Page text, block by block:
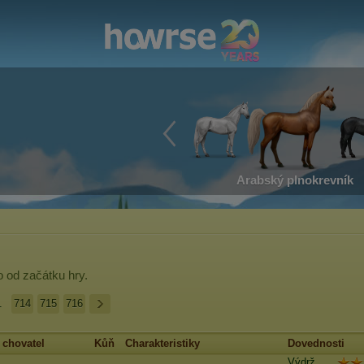
Arabský plnokrevník
od začátku hry.
714 715 716
Kůň Charakteristiky Dovednosti